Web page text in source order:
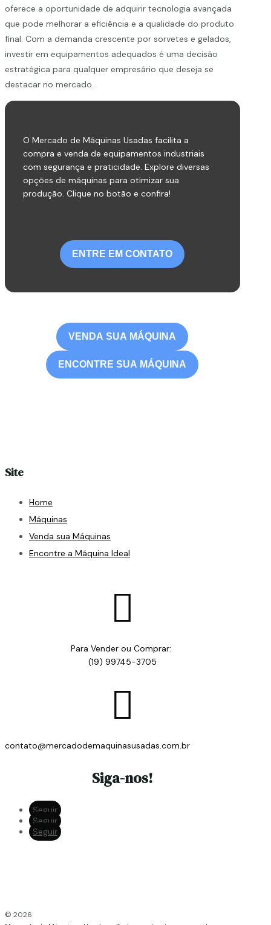
oferece a oportunidade de adquirir tecnologia avançada
que pode melhorar a eficiência e a qualidade do produto
final. Com a demanda crescente por sorvetes e gelados,
investir em equipamentos adequados é uma decisão
estratégica para qualquer empresário que deseja se
destacar no mercado.
O Mercado de Máquinas Usadas facilita a
compra e venda de equipamentos industriais
com segurança e praticidade. Explore diversas
opções de máquinas para otimizar sua
produção. Clique no botão e confira!
ENTRE EM CONTATO
VENDA SUA MÁQUINA
ENCONTRE SUA MÁQUINA
Site
Home
Máquinas
Venda sua Máquinas
Encontre a Máquina Ideal

Para Vender ou Comprar:
(19) 99745-3705

contato@mercadodemaquinasusadas.com.br
Siga-nos!
Seguir
Seguir
Seguir
© 2026